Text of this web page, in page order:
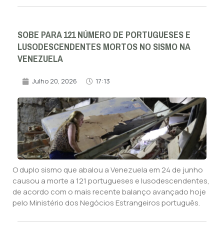
SOBE PARA 121 NÚMERO DE PORTUGUESES E
LUSODESCENDENTES MORTOS NO SISMO NA
VENEZUELA
Julho 20, 2026 17:13
O duplo sismo que abalou a Venezuela em 24 de junho
causou a morte a 121 portugueses e lusodescendentes,
de acordo com o mais recente balanço avançado hoje
pelo Ministério dos Negócios Estrangeiros português.